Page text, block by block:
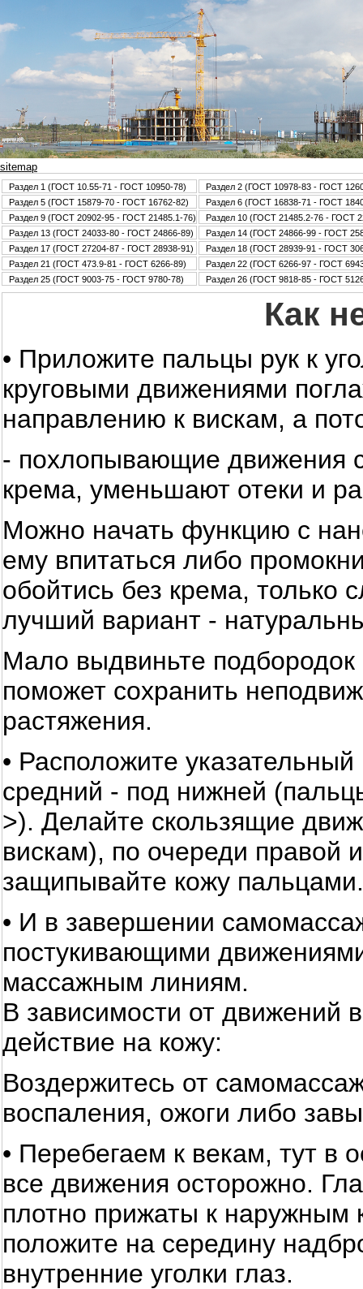
sitemap
Раздел 1 (ГОСТ 10.55-71 - ГОСТ 10950-78)
Раздел 2 (ГОСТ 10978-83 - ГОСТ
Раздел 5 (ГОСТ 15879-70 - ГОСТ 16762-82)
Раздел 6 (ГОСТ 16838-71 - ГОСТ
Раздел 9 (ГОСТ 20902-95 - ГОСТ 21485.1-76)
Раздел 10 (ГОСТ 21485.2-76 - ГОСТ
Раздел 13 (ГОСТ 24033-80 - ГОСТ 24866-89)
Раздел 14 (ГОСТ 24866-99 - ГОСТ
Раздел 17 (ГОСТ 27204-87 - ГОСТ 28938-91)
Раздел 18 (ГОСТ 28939-91 - ГОСТ
Раздел 21 (ГОСТ 473.9-81 - ГОСТ 6266-89)
Раздел 22 (ГОСТ 6266-97 - ГОСТ
Раздел 25 (ГОСТ 9003-75 - ГОСТ 9780-78)
Раздел 26 (ГОСТ 9818-85 - ГОСТ
Как
• Приложите пальцы рук к
круговыми движениями
направлению к вискам, а
- похлопывающие движения
крема, уменьшают отеки и
Можно начать функцию с
ему впитаться либо
обойтись без крема, только
лучший вариант -
Мало выдвиньте подбородок
поможет сохранить
растяжения.
• Расположите
средний - под нижней
>). Делайте скользящие
вискам), по очереди правой
защипывайте кожу пальцами.
• И в завершении
постукивающими
массажным линиям.
В зависимости от движений
действие на кожу:
Воздержитесь от
воспаления, ожоги либо
• Перебегаем к векам, тут в
все движения осторожно.
плотно прижаты к наружным
положите на середину
внутренние уголки глаз.